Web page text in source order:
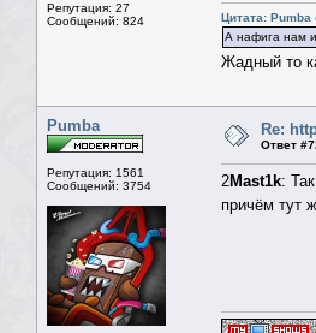
Репутация: 27
Сообщений: 824
Цитата: Pumba
А нафига нам
Жадный то
Pumba
Репутация: 1561
Сообщений: 3754
Re:
Ответ
2Mast1k:
причём тут